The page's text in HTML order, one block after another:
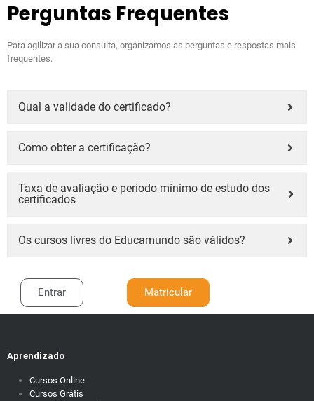
Perguntas Frequentes
Para agilizar a sua consulta, organizamos as perguntas e respostas mais
frequentes.
Qual a validade do certificado?
Como obter a certificação?
Taxa de avaliação e período mínimo de estudo dos
certificados
Os cursos livres do Educamundo são válidos?
Entrar Matricular
Aprendizado
Cursos Online
Cursos Grátis